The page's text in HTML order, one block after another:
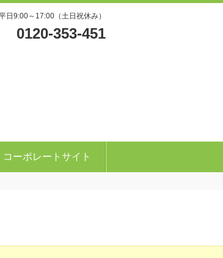
日9:00～17:00（土日祝休み）
0120-353-451
コーポレートサイト